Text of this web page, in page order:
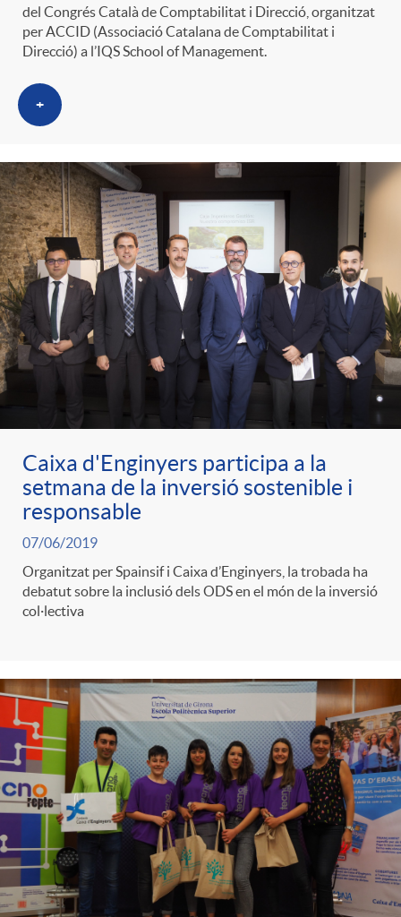
del Congrés Català de Comptabilitat i Direcció, organitzat
per ACCID (Associació Catalana de Comptabilitat i
Direcció) a l’IQS School of Management.
+
Caixa d'Enginyers participa a la
setmana de la inversió sostenible i
responsable
07/06/2019
Organitzat per Spainsif i Caixa d’Enginyers, la trobada ha
debatut sobre la inclusió dels ODS en el món de la inversió
col·lectiva